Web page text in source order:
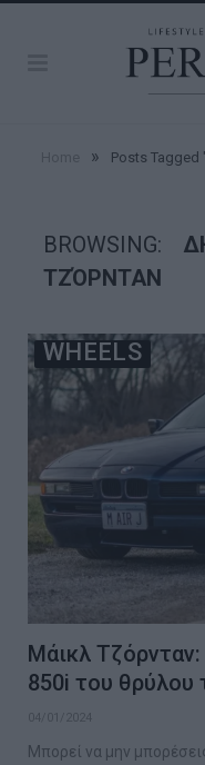
» Posts Tagged
BROWSING:
ΤΖΌΡΝΤΑΝ
WHEELS
Μάικλ
850i του θρύλου
04/01/2024
Μπορεί να μην